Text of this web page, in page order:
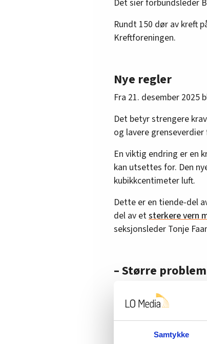
Samtykke
Det sier forbundsleder
Rundt 150 dør av kreft
Kreftforeningen.
Nye regler
Fra 21. desember 2025
Det betyr strengere
og lavere
En viktig endring er en
kan utsettes for. Den
kubikkcentimeter luft.
Dette er en tiende-del
del av etsterkere vern
seksjonsleder Tonje
– Større
etter eksponering.
Derfor er krav til
sentralt for å